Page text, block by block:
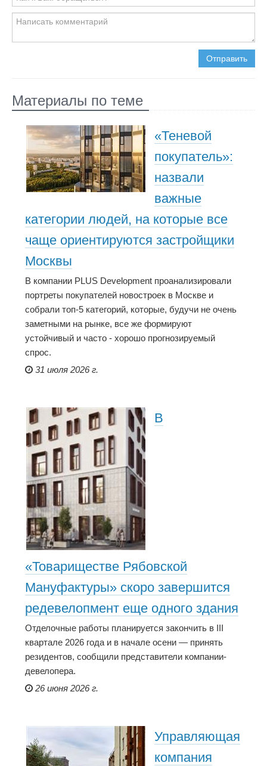
Отправить
Материалы по теме
«Теневой
покупатель»:
назвали
важные
категории людей, на которые все
чаще ориентируются застройщики
Москвы
В компании PLUS Development проанализировали
портреты покупателей новостроек в Москве и
собрали топ-5 категорий, которые, будучи не очень
заметными на рынке, все же формируют
устойчивый и часто - хорошо прогнозируемый
спрос.
31 июля 2026 г.
В
«Товариществе Рябовской
Мануфактуры» скоро завершится
редевелопмент еще одного здания
Отделочные работы планируется закончить в III
квартале 2026 года и в начале осени — принять
резидентов, сообщили представители компании-
девелопера.
26 июня 2026 г.
Управляющая
компания